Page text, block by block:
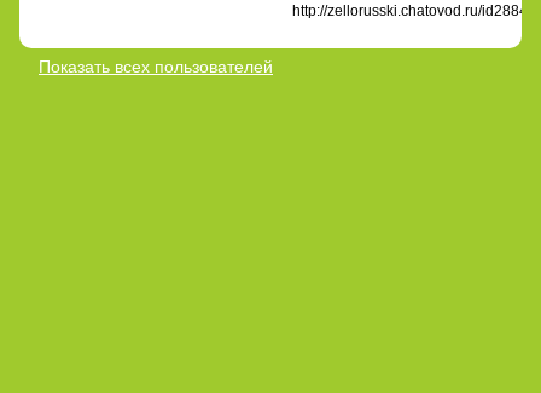
http://zellorusski.chatovod.ru/
Показать всех пользователей